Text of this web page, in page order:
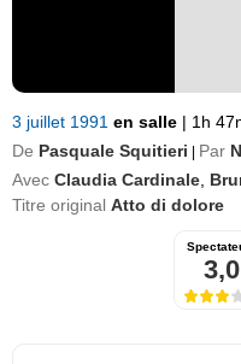
3 juillet 1991 en salle | 1h
De Pasquale Squitieri Par
Avec Claudia Cardinale
Titre original Atto di dolore
3,0